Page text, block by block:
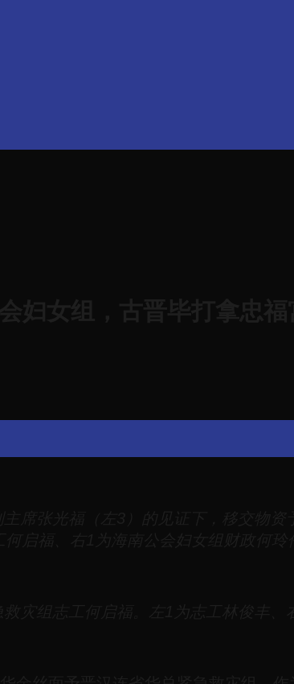
妇女组，古晋毕打拿忠福
席张光福（左3）的见证下，移交物资
启福、右1为海南公会妇女组财政何玲
灾组志工何启福。左1为志工林俊丰、